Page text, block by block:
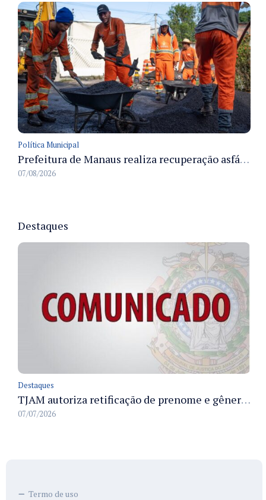
Política Municipal
Prefeitura de Manaus realiza recuperação asfáltica na rua Canário do Campo e amplia mobilidade na zona Norte
07/08/2026
Destaques
Destaques
TJAM autoriza retificação de prenome e gênero em registros civis na Comarca de Benjamin Constant
07/07/2026
Termo de uso